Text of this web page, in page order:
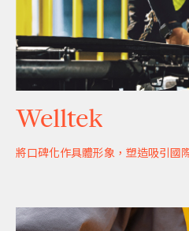
Welltek
將口碑化作具體形象，塑造吸引國